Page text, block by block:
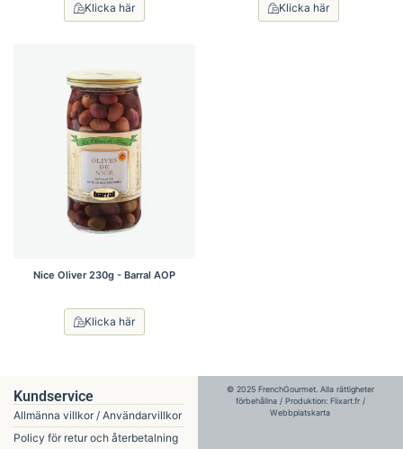
Klicka här Klicka här
Nice Oliver 230g - Barral AOP
Klicka här
Kundservice
Allmänna villkor / Användarvillkor
Policy för retur och återbetalning
© 2025 FrenchGourmet. Alla rättigheter
förbehållna / Produktion: Flixart.fr/
Webbplatskarta